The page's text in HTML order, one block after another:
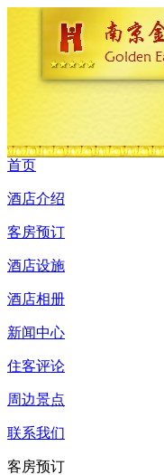
首页
酒店介绍
客房预订
酒店设施
酒店相册
新闻中心
住客评论
周边景点
联系我们
客房预订